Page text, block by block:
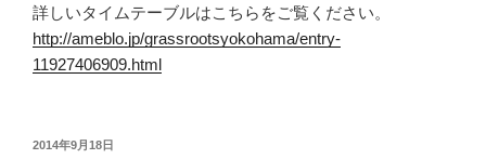
詳しいタイムテーブルはこちらをご覧ください。
http://ameblo.jp/grassrootsyokohama/entry-
11927406909.html
投
2014年9月18日